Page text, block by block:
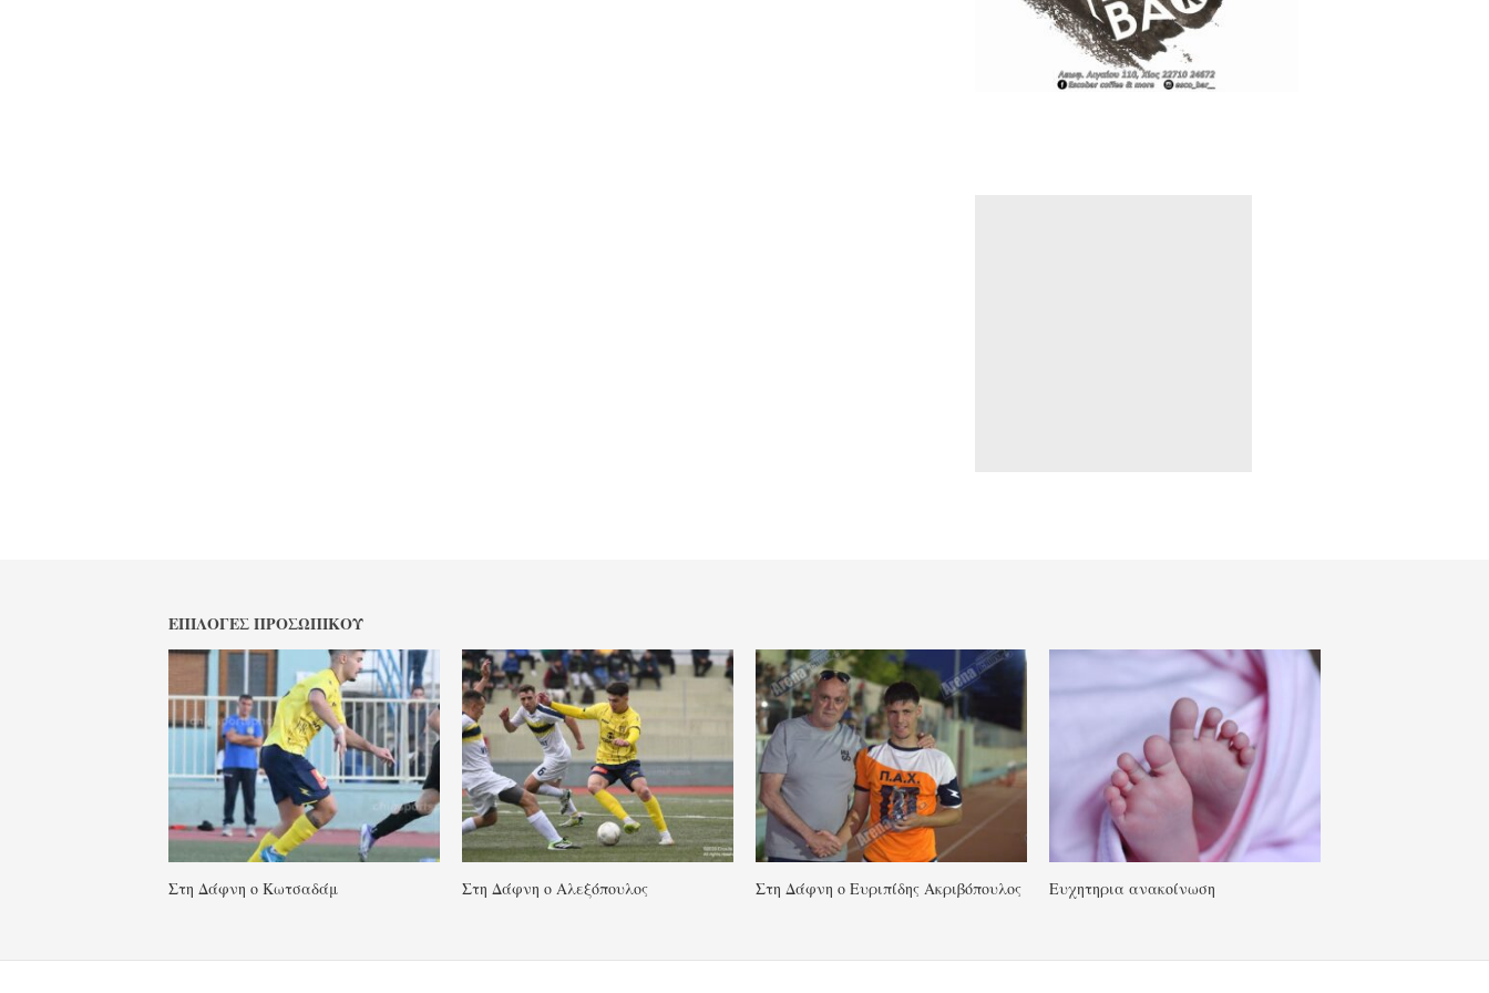
ΕΠΙΛΟΓΈΣ ΠΡΟΣΩΠΙΚΟΎ
Στη Δάφνη ο Κωτσαδάμ Στη Δάφνη ο Αλεξόπουλος Στη Δάφνη ο Ευριπίδης Ακριβόπουλος Ευχητηρια ανακοίνωση